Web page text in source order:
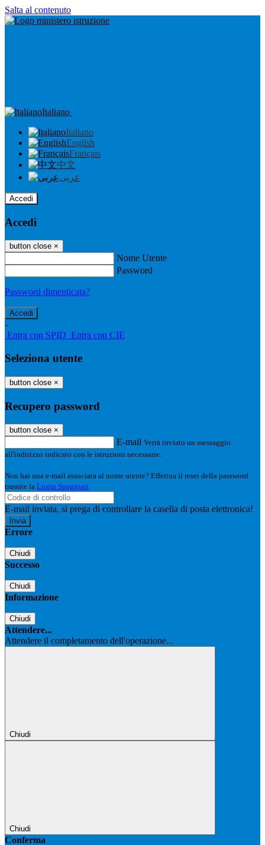
Salta al contenuto
Italiano
Italiano
English
Français
中文
عربى
Accedi
Accedi
button close ×
Nome Utente
Password
Password dimenticata?
-
Entra con SPID Entra con CIE
Seleziona utente
button close ×
Recupero password
button close ×
E-mail Verrà inviato un messaggio
all'indirizzo indicato con le istruzioni necessarie.
Non hai una e-mail associata al nome utente? Effettua il reset della password
tramite la Login Spaggiari
E-mail inviata, si prega di controllare la casella di posta elettronica!
Errore
Chiudi
Successo
Chiudi
Informazione
Chiudi
Attendere...
Attendere il completamento dell'operazione...
Chiudi
Chiudi
Conferma